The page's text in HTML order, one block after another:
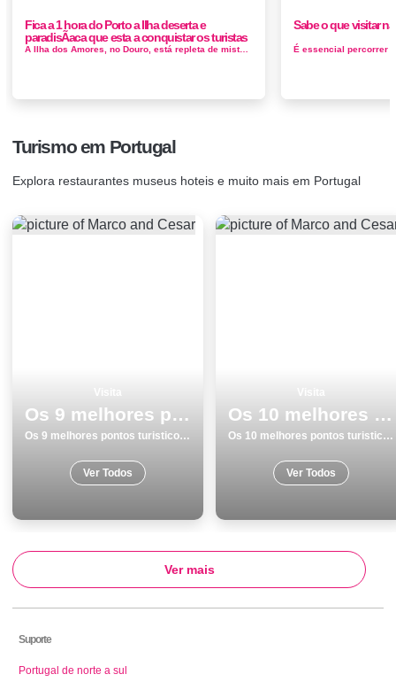
Fica a 1 hora do Porto a Ilha deserta e
paradisÃ­aca que esta a conquistar os turistas
A Ilha dos Amores, no Douro, está repleta de mistérios, histórias e lendas para contar. Mas é também famosa pela su...
Sabe o que visitar
Turismo em Portugal
Explora restaurantes museus hoteis e muito mais em Portugal
Os 9 melhores pontos turisticos para visitar em Costa da Caparica
Os 9 melhores pontos turisticos para visitar em Costa da Caparica
Ver Todos
Os 10 melhores pontos turisticos e passeios em Costa da Caparica
Os 10 melhores pontos turisticos e passeios em Costa da Caparica
Ver Todos
Ver mais
Suporte
Portugal de norte a sul